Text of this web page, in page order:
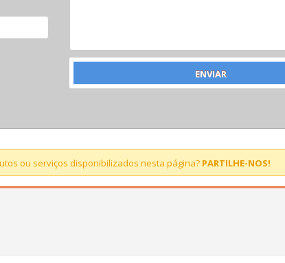
ou serviços disponibilizados nesta página? PARTILHE-NOS!